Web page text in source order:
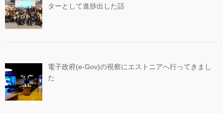
ターとして進捗出した話
電子政府(e-Gov)の視察にエストニアへ行ってきまし
た